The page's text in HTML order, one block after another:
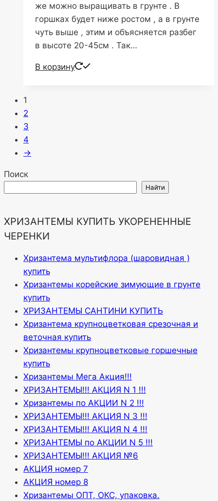
же можно выращивать в грунте . В
горшках будет ниже ростом , а в грунте
чуть выше , этим и объясняется разбег
в высоте 20-45см . Так…
В корзину
1
2
3
4
→
Поиск
Найти
ХРИЗАНТЕМЫ КУПИТЬ УКОРЕНЕННЫЕ
ЧЕРЕНКИ
Хризантема мультифлора (шаровидная )
купить
Хризантемы корейские зимующие в грунте
купить
ХРИЗАНТЕМЫ САНТИНИ КУПИТЬ
Хризантема крупноцветковая срезочная и
веточная купить
Хризантемы крупноцветковые горшечные
купить
Хризантемы Мега Акция!!!
ХРИЗАНТЕМЫ!!! АКЦИЯ N 1 !!!
Хризантемы по АКЦИИ N 2 !!!
ХРИЗАНТЕМЫ!!! АКЦИЯ N 3 !!!
ХРИЗАНТЕМЫ!!! АКЦИЯ N 4 !!!
ХРИЗАНТЕМЫ по АКЦИИ N 5 !!!
ХРИЗАНТЕМЫ!!! АКЦИЯ №6
АКЦИЯ номер 7
АКЦИЯ номер 8
Хризантемы ОПТ, ОКС, упаковка.